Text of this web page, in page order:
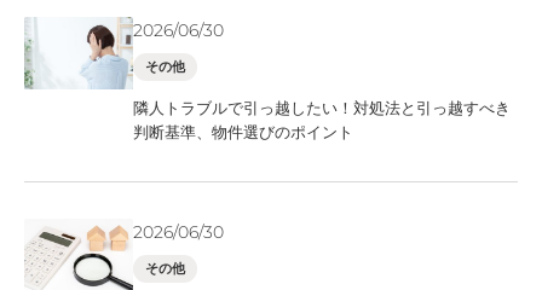
2026/06/30
その他
隣人トラブルで引っ越したい！対処法と引っ越すべき
判断基準、物件選びのポイント
2026/06/30
その他